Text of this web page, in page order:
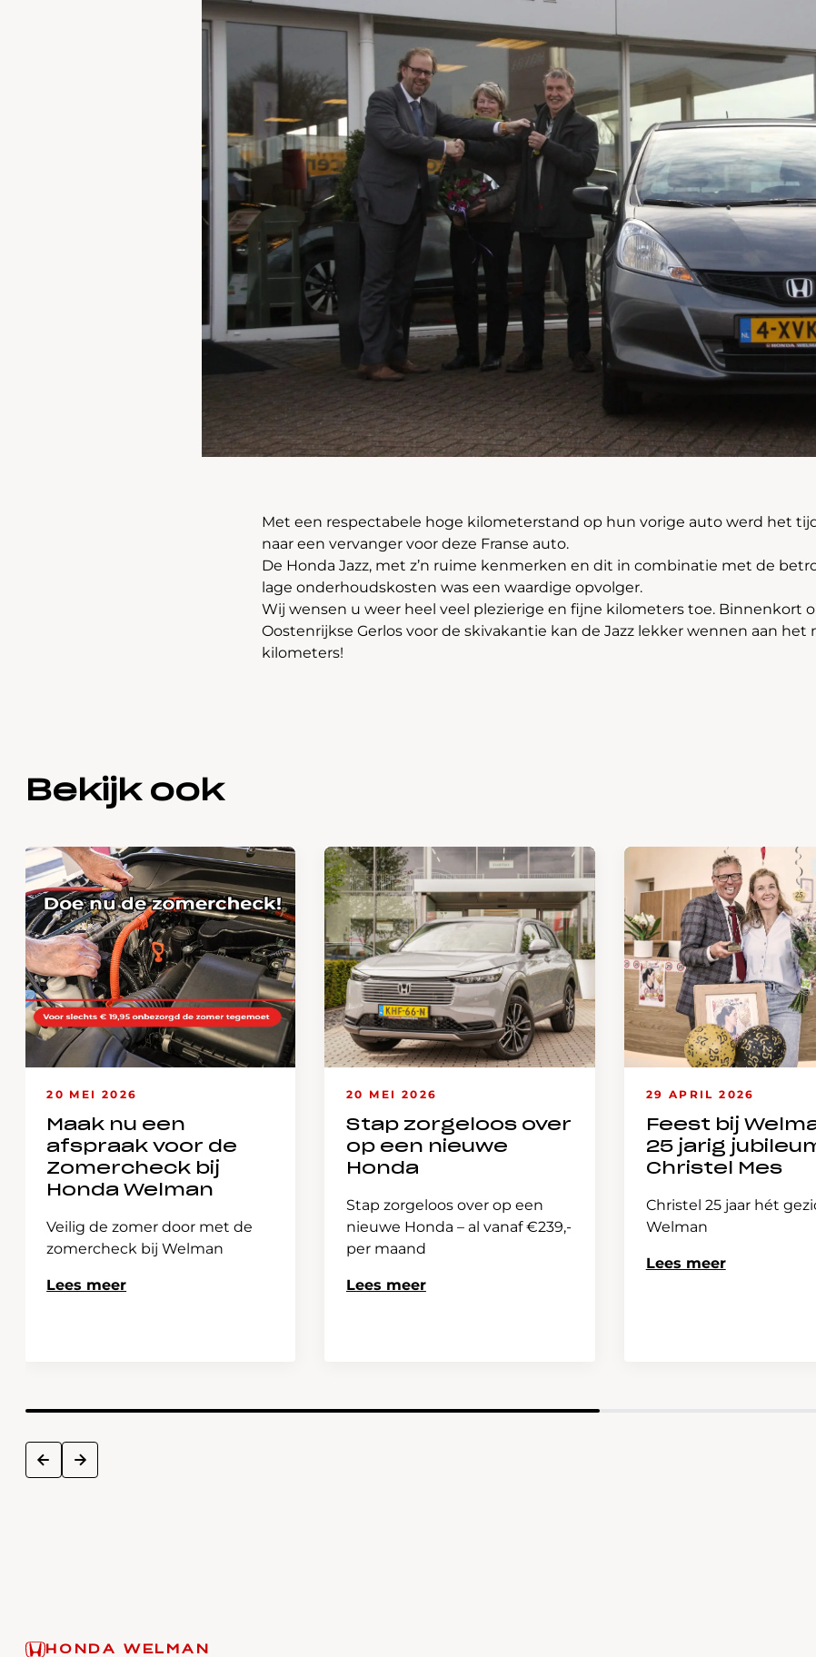
Waarschuwings­lampjes
Bandenspannings­lampje brandt
Met een respectabele hoge kilometerstand op hun vorige auto werd het
naar een vervanger voor deze Franse auto.
De Honda Jazz, met z’n ruime kenmerken en dit in combinatie met de
lage onderhoudskosten was een waardige opvolger.
Wij wensen u weer heel veel plezierige en fijne kilometers toe. Binnenkort
Oostenrijkse Gerlos voor de skivakantie kan de Jazz lekker wennen aan het
kilometers!
Bekijk ook
20 MEI 2026
Maak nu een
afspraak voor de
Zomercheck bij
Honda Welman
Veilig de zomer door met de
zomercheck bij Welman
Lees meer
20 MEI 2026
Stap zorgeloos over
op een nieuwe
Honda
Stap zorgeloos over op een
nieuwe Honda – al vanaf €239,-
per maand
Lees meer
29 APRIL 2026
Feest bij
25 jarig
Christel Mes
Christel 25 jaar hét
Welman
Lees meer
prev next
HONDA WELMAN